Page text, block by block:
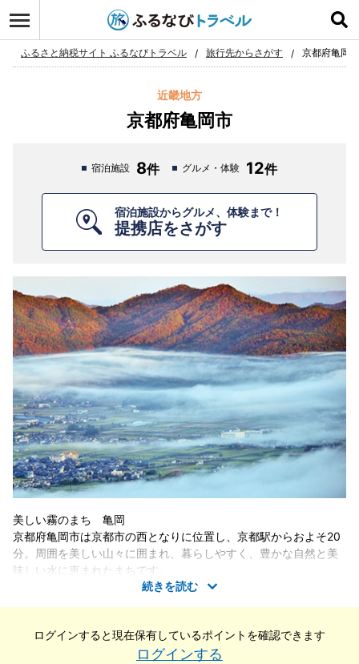
お気に入り
ふるさと納税サイト ふるなびトラベル 旅行先からさがす 京都府亀岡
近畿地方
京都府亀岡市
宿泊施設 8 グルメ・体験 12
宿泊施設からグルメ、体験まで！
提携店をさがす
美しい霧のまち 亀岡
京都府亀岡市は京都市の西となりに位置し、京都駅からおよそ20
分。周囲を美しい山々に囲まれ、暮らしやすく、豊かな自然と美
味しい水に恵まれたまちです。
また、古くから城下町として栄え、戦国武将である足利尊氏や明
秋から春にかけては、亀岡盆地一帯に発生する「丹波霧」が、亀
岡を象徴する風景として知られています。
続きを読む
ログインすると現在保有しているポイントを確認できます
ログインする